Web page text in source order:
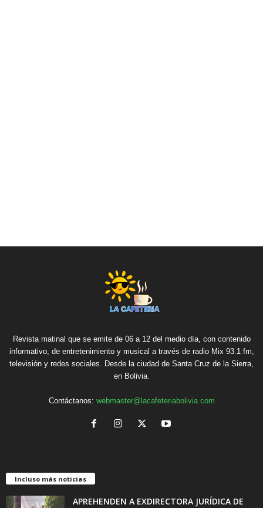
Revista matinal que se emite de 06 a 12 del medio día, con contenido
informativo, de entretenimiento y musical a través de radio Mix 93.1 fm,
televisión y redes sociales. Desde la ciudad de Santa Cruz de la Sierra,
en Bolivia.
Contáctanos: webmaster@lacafeteriabolivia.com
Incluso más noticias
APREHENDEN A EXDIRECTORA JURÍDICA DE